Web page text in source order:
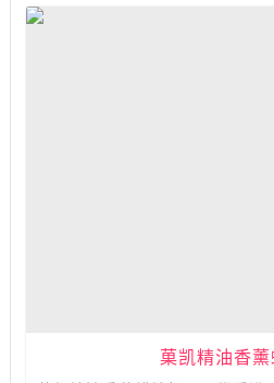
菓凯精油香